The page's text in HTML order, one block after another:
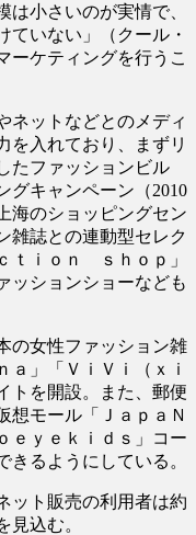
小さいのが実情で、
ていない」（クール・
ーケティングを行うこ
ットなどとのメディ
を入れており、まずリ
たファッションビル
グキャンペーン（2010
海のショッピングセン
雑誌との連動型セレク
ｔｉｏｎ ｓｈｏｐ」
ッションショーなども
の女性ファッション雑
ａ」「ＶｉＶｉ（ｘｉ
トを開設。また、郵便
想モール「ＪａｐａＮ
ｅｙｅｋｉｄｓ」コー
るようにしている。
ット販売の利用者は約
見込む。